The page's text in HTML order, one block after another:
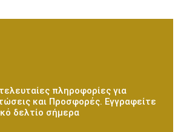
πληροφορίες για
και Προσφορές. Εγγραφείτε
δελτίο σήμερα